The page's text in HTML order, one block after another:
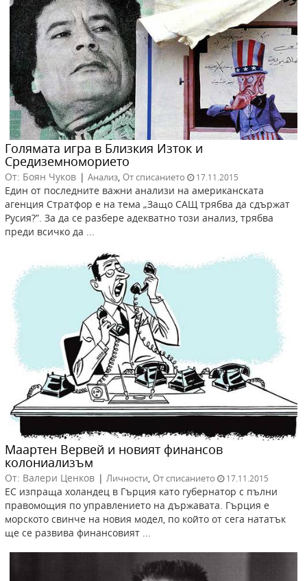
Голямата игра в Близкия Изток и
Средиземноморието
От: Боян Чуков | Анализ От списанието 17.11.2015
Един от последните важни анализи на американската
агенция Стратфор е на тема „Защо САЩ трябва да сдържат
Русия?”. За да се разбере адекватно този анализ, трябва
преди всичко да ...
Маартен Вервeй и новият финансов
колониализъм
От: Валери Ценков | Личности, От списанието 17.11.2015
ЕС изпраща холандец в Гърция като губернатор с пълни
правомощия по управлението на държавата. Гърция е
морското свинче на новия модел, по който от сега нататък
ще се развива финансовият ...